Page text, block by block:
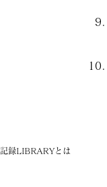
録LIBRARYとは